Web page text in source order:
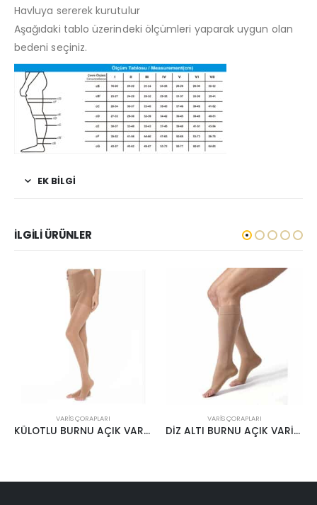
Havluya sererek kurutulur
Aşağıdaki tablo üzerindeki ölçümleri yaparak uygun olan
bedeni seçiniz.
EK BILGI
İLGILI ÜRÜNLER
VARIS ÇORAPLARI
DİZ ALTI BURNU AÇIK VARİS ÇORABI KREM
VARIS ÇORAPLARI
DİZ ALTI VARİS ÇORABI CCL2 22-34MMHG KREM